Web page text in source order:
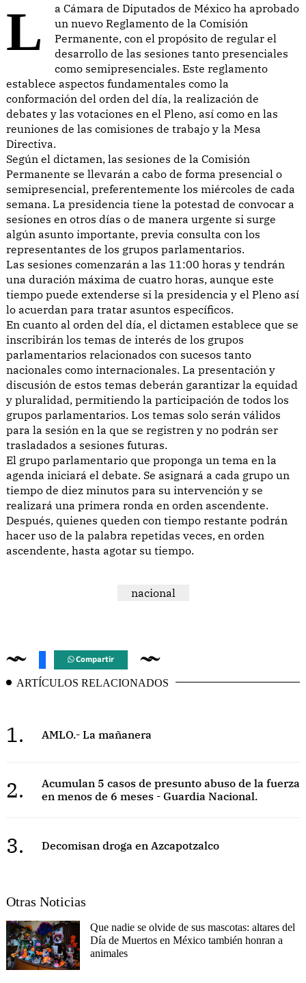
La Cámara de Diputados de México ha aprobado
un nuevo Reglamento de la Comisión
Permanente, con el propósito de regular el
desarrollo de las sesiones tanto presenciales
como semipresenciales. Este reglamento
establece aspectos fundamentales como la
conformación del orden del día, la realización de
debates y las votaciones en el Pleno, así como en las
reuniones de las comisiones de trabajo y la Mesa
Directiva.
Según el dictamen, las sesiones de la Comisión
Permanente se llevarán a cabo de forma presencial o
semipresencial, preferentemente los miércoles de cada
semana. La presidencia tiene la potestad de convocar a
sesiones en otros días o de manera urgente si surge
algún asunto importante, previa consulta con los
representantes de los grupos parlamentarios.
Las sesiones comenzarán a las 11:00 horas y tendrán
una duración máxima de cuatro horas, aunque este
tiempo puede extenderse si la presidencia y el Pleno así
lo acuerdan para tratar asuntos específicos.
En cuanto al orden del día, el dictamen establece que se
inscribirán los temas de interés de los grupos
parlamentarios relacionados con sucesos tanto
nacionales como internacionales. La presentación y
discusión de estos temas deberán garantizar la equidad
y pluralidad, permitiendo la participación de todos los
grupos parlamentarios. Los temas solo serán válidos
para la sesión en la que se registren y no podrán ser
trasladados a sesiones futuras.
El grupo parlamentario que proponga un tema en la
agenda iniciará el debate. Se asignará a cada grupo un
tiempo de diez minutos para su intervención y se
realizará una primera ronda en orden ascendente.
Después, quienes queden con tiempo restante podrán
hacer uso de la palabra repetidas veces, en orden
ascendente, hasta agotar su tiempo.
nacional
Compartir
ARTÍCULOS RELACIONADOS
1. AMLO.- La mañanera
2.
Acumulan 5 casos de presunto abuso de la fuerza
en menos de 6 meses - Guardia Nacional.
3. Decomisan droga en Azcapotzalco
Otras Noticias
Que nadie se olvide de sus mascotas: altares del
Día de Muertos en México también honran a
animales